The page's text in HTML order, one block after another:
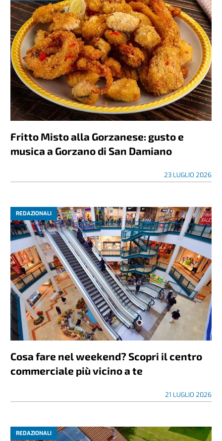
Fritto Misto alla Gorzanese: gusto e
musica a Gorzano di San Damiano
23 LUGLIO 2026
REDAZIONALI
Cosa fare nel weekend? Scopri il centro
commerciale più vicino a te
21 LUGLIO 2026
REDAZIONALI